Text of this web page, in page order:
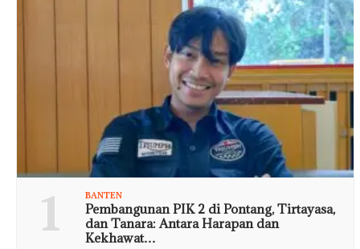
1 BANTEN
Pembangunan PIK 2 di Pontang, Tirtayasa,
dan Tanara: Antara Harapan dan
Kekhawat…